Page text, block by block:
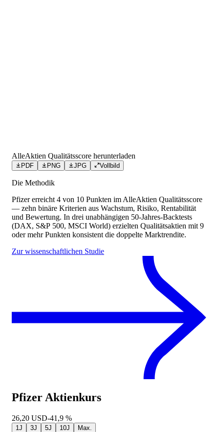
AlleAktien Qualitätsscore herunterladen
PDF PNG JPG Vollbild
Die Methodik
Pfizererreicht 4 von 10 Punkten im AlleAktien Qualitätsscore
— zehn binäre Kriterien aus Wachstum, Risiko, Rentabilität
und Bewertung. In drei unabhängigen 50-Jahres-Backtests
(DAX, S&P 500, MSCI World) erzielten Qualitätsaktien mit 9
oder mehr Punkten konsistent die doppelte Marktrendite.
Zur wissenschaftlichen Studie
Pfizer Aktienkurs
26,20 USD-41,9 %
1J 3J 5J 10J Max.